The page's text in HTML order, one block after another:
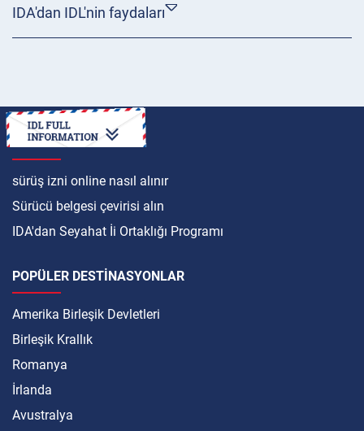
IDA'dan IDL'nin faydaları
ULUSLARARASI
sürüş izni online nasıl alınır
Sürücü belgesi çevirisi alın
IDA'dan Seyahat İi Ortaklığı Programı
POPÜLER DESTINASYONLAR
Amerika Birleşik Devletleri
Birleşik Krallık
Romanya
İrlanda
Avustralya